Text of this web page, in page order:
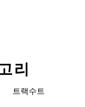
리
트랙수트